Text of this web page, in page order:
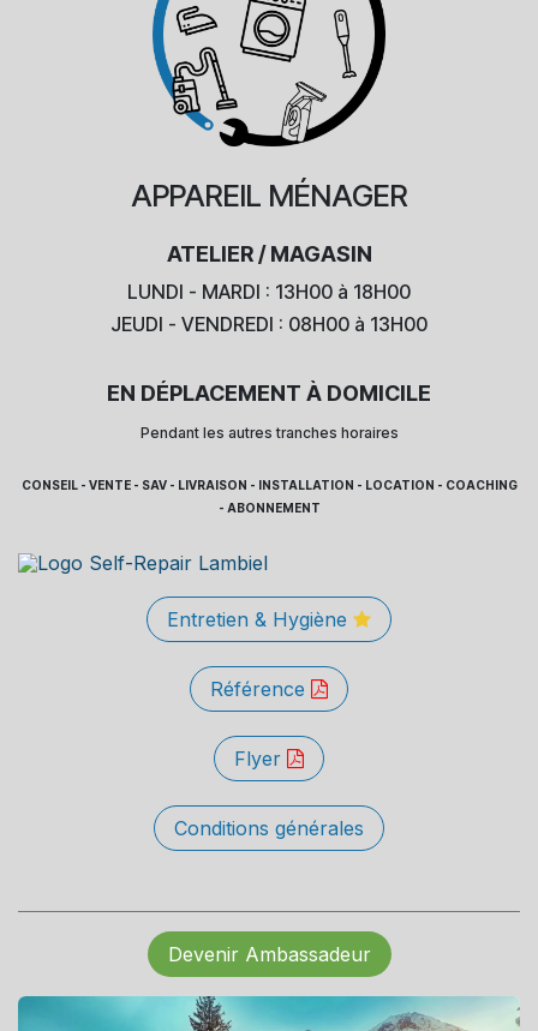
APPAREIL MÉNAGER
ATELIER / MAGASIN
LUNDI - MARDI : 13H00 à 18H00
JEUDI - VENDREDI : 08H00 à 13H00
EN DÉPLACEMENT À DOMICILE
Pendant les autres tranches horaires
CONSEIL - VENTE - SAV - LIVRAISON - INSTALLATION - LOCATION - COACHING
- ABONNEMENT
Entretien & Hygiène
Référence
Flyer
Conditions générales
Devenir Ambassadeur